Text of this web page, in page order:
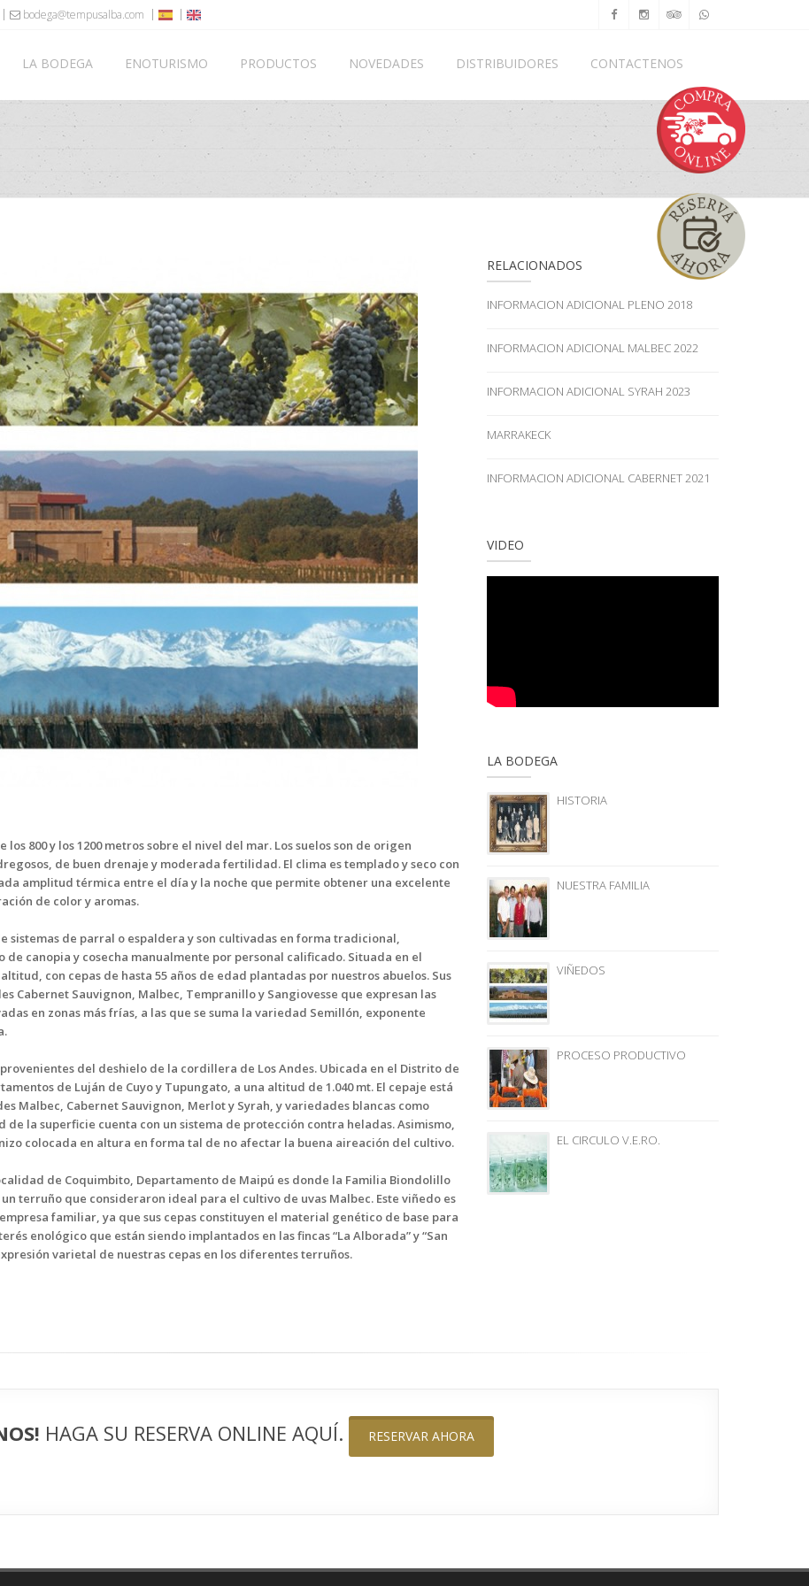
bodega@tempusalba.com
LA BODEGA ENOTURISMO PRODUCTOS NOVEDADES DISTRIBUIDORES CONTACTENOS
800 y los 1200 metros sobre el nivel del mar. Los suelos son de origen
de buen drenaje y moderada fertilidad. El clima es templado y seco con
amplitud térmica entre el día y la noche que permite obtener una excelente
de color y aromas.
sistemas de parral o espaldera y son cultivadas en forma tradicional,
canopia y cosecha manualmente por personal calificado. Situada en el
con cepas de hasta 55 años de edad plantadas por nuestros abuelos. Sus
Cabernet Sauvignon, Malbec, Tempranillo y Sangiovesse que expresan las
en zonas más frías, a las que se suma la variedad Semillón, exponente
del deshielo de la cordillera de Los Andes. Ubicada en el Distrito de
de Luján de Cuyo y Tupungato, a una altitud de 1.040 mt. El cepaje está
Malbec, Cabernet Sauvignon, Merlot y Syrah, y variedades blancas como
de la superficie cuenta con un sistema de protección contra heladas. Asimismo,
colocada en altura en forma tal de no afectar la buena aireación del cultivo.
de Coquimbito, Departamento de Maipú es donde la Familia Biondolillo
terruño que consideraron ideal para el cultivo de uvas Malbec. Este viñedo es
familiar, ya que sus cepas constituyen el material genético de base para
enológico que están siendo implantados en las fincas “La Alborada” y “San
varietal de nuestras cepas en los diferentes terruños.
RELACIONADOS
INFORMACION ADICIONAL PLENO 2018
INFORMACION ADICIONAL MALBEC 2022
INFORMACION ADICIONAL SYRAH 2023
MARRAKECK
INFORMACION ADICIONAL CABERNET 2021
VIDEO
LA BODEGA
HISTORIA
NUESTRA FAMILIA
VIÑEDOS
PROCESO PRODUCTIVO
EL CIRCULO V.E.RO.
HAGA SU RESERVA ONLINE AQUÍ. RESERVAR AHORA